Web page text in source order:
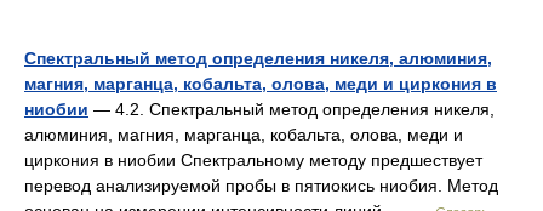
Спектральный метод определения никеля, алюминия,
магния, марганца, кобальта, олова, меди и циркония в
ниобии — 4.2. Спектральный метод определения никеля,
алюминия, магния, марганца, кобальта, олова, меди и
циркония в ниобии Спектральному методу предшествует
перевод анализируемой пробы в пятиокись ниобия. Метод